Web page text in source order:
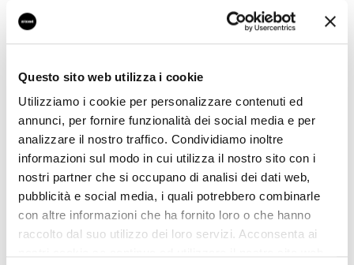
Questo sito web utilizza i cookie
Utilizziamo i cookie per personalizzare contenuti ed
annunci, per fornire funzionalità dei social media e per
analizzare il nostro traffico. Condividiamo inoltre
informazioni sul modo in cui utilizza il nostro sito con i
nostri partner che si occupano di analisi dei dati web,
pubblicità e social media, i quali potrebbero combinarle
con altre informazioni che ha fornito loro o che hanno
raccolto dal suo utilizzo dei loro servizi. Acconsenta ai
Fireworks offre servizi di
digital marketinge
Shanghai dal 2013, Fireworks possiede Sparkle,
un tool brevettato per social CRM e social
commerce per la Cina ed è certificata come High-
Tech Enterprisedal governo di Shanghai.
Con questa acquisizione Adiacent rafforza il
proprioposizionamento sul mercato cinesee
punta a diventare un riferimento per le aziende
che vogliono espandere la propria presenza in
Cina attraverso una strategia digitale di successo.
, Adiacent ha sviluppato infatti un’offerta